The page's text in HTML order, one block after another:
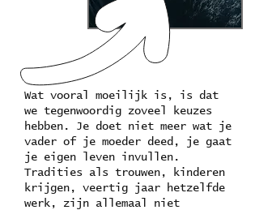
Wat vooral moeilijk is, is dat
we tegenwoordig zoveel keuzes
hebben. Je doet niet meer wat je
vader of je moeder deed, je gaat
je eigen leven invullen.
Tradities als trouwen, kinderen
krijgen, veertig jaar hetzelfde
werk, zijn allemaal niet